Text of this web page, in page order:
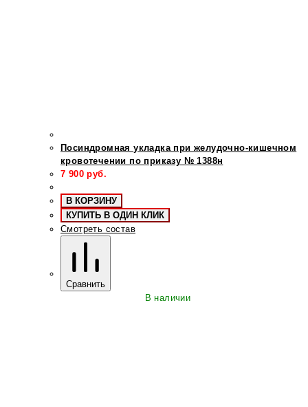
Посиндромная укладка при желудочно-кишечном
кровотечении по приказу № 1388н
7 900 руб.
В КОРЗИНУ
КУПИТЬ В ОДИН КЛИК
Смотреть состав
Сравнить
В наличии